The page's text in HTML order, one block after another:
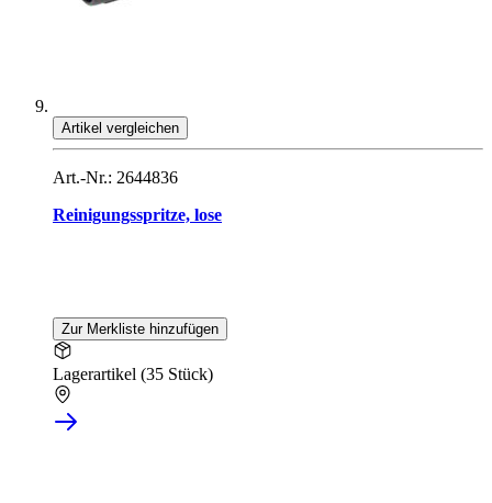
Artikel vergleichen
Art.-Nr.: 2644836
Reinigungsspritze, lose
Zur Merkliste hinzufügen
Lagerartikel (35 Stück)